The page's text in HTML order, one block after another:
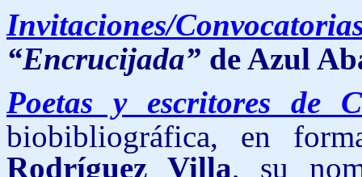
Invitaciones/
“Encrucijada” de Azul
Poetas y escritores de
biobibliográfica, en
Rodríguez Villa, su